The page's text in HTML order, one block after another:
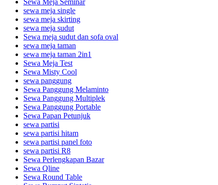
sewa meja single
sewa meja skirting
sewa meja sudut
Sewa meja sudut dan sofa oval
sewa meja taman
sewa meja taman 2in1
Sewa Meja Test
Sewa Misty Cool
sewa panggung
Sewa Panggung Melaminto
Sewa Panggung Multiplek
Sewa Panggung Portable
Sewa Papan Petunjuk
sewa partisi
sewa partisi hitam
sewa partisi panel foto
sewa partisi R8
Sewa Perlengkapan Bazar
Sewa Qline
Sewa Round Table